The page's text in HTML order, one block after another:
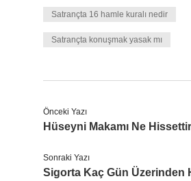
Satrançta 16 hamle kuralı nedir
Satrançta konuşmak yasak mı
Önceki Yazı
Hüseyni Makamı Ne
Sonraki Yazı
Sigorta Kaç Gün Üzerinden